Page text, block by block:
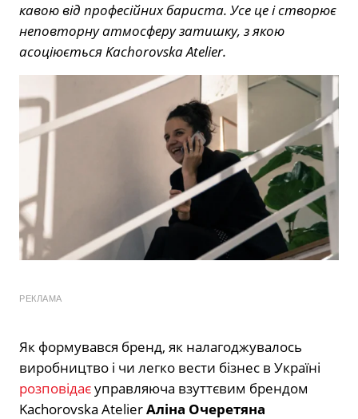
кавою від професійних бариста. Усе це і створює
неповторну атмосферу затишку, з якою
асоціюється Kachorovska Atelier.
РЕКЛАМА
Як формувався бренд, як налагоджувалось
виробництво і чи легко вести бізнес в Україні
розповідаєуправляюча взуттєвим брендом
Kachorovska AtelierАліна Очеретяна